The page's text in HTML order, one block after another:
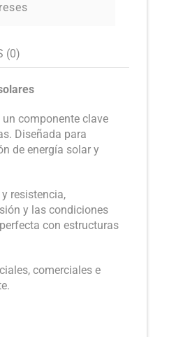
(0)
componente clave
Diseñada para
de energía solar y
resistencia,
y las condiciones
con estructuras
comerciales e